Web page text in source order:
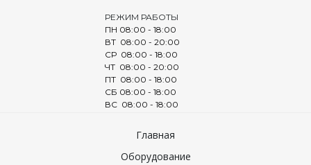
РЕЖИМ РАБОТЫ
ПН 08:00 - 18:00
ВТ 08:00 - 20:00
СР 08:00 - 18:00
ЧТ 08:00 - 20:00
ПТ 08:00 - 18:00
СБ 08:00 - 18:00
ВС 08:00 - 18:00
Главная
Оборудование